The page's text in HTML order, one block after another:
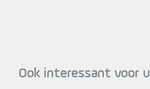
Ook interessant voor u